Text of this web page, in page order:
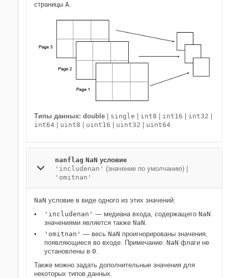
страницы A.
Типы данных: double | single | int8 | int16 | int32 |
int64 | uint8 | uint16 | uint32 | uint64
nanflag NaN условие
'includenan' (значение по умолчанию) |
'omitnan'
NaN условие в виде одного из этих значений:
'includenan' — медиана входа, содержащего NaN
значениями является также NaN
'omitnan' — весь NaN проигнорированы значения,
появляющиеся во входе. Примечание: NaN флаги не
установлены в 0
Также можно задать дополнительные значения для
некоторых типов данных.